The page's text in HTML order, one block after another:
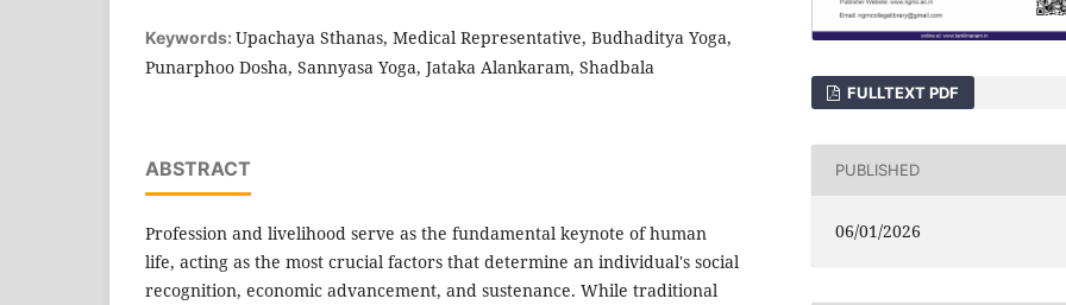
Keywords: Upachaya Sthanas, Medical Representative, Budhaditya Yoga,
Punarphoo Dosha, Sannyasa Yoga, Jataka Alankaram, Shadbala
ABSTRACT
Profession and livelihood serve as the fundamental keynote of human
life, acting as the most crucial factors that determine an individual's social
recognition, economic advancement, and sustenance. While traditional
FULLTEXT PDF
PUBLISHED
06/01/2026